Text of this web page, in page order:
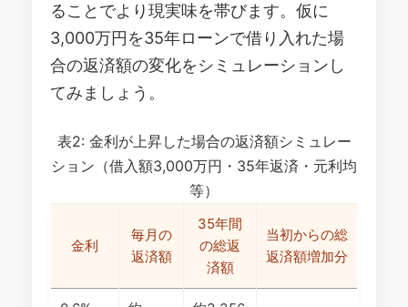
ることでより現実味を帯びます。仮に
3,000万円を35年ローンで借り入れた場
合の返済額の変化をシミュレーションし
てみましょう。
表2: 金利が上昇した場合の返済額シミュレー
ション（借入額3,000万円・35年返済・元利均
等）
金利
毎月の
返済額
35年間
の総返
済額
当初からの総
返済額増加分